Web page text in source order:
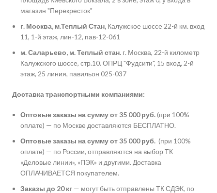
магазин "Перекресток"
г. Москва, м.Теплый Стан, Калужское шоссе 22-й км. вход
11, 1-й этаж, лин-12, пав-12-061
м. Саларьево, м. Теплый стан. г. Москва, 22-й километр
Калужского шоссе, стр.10. ОПРЦ "Фудсити", 15 вход, 2-й
этаж, 25 линия, павильон 025-037
Доставка транспортными компаниями:
Оптовые заказы на сумму от 35 000 руб.(при 100%
оплате) — по Москве доставляются БЕСПЛАТНО.
Оптовые заказы на сумму от 35 000 руб. (при 100%
оплате) — по России, отправляются на выбор ТК
«Деловые линии», «ПЭК» и другими. Доставка
ОПЛАЧИВАЕТСЯ покупателем.
Заказы до 20 кг — могут быть отправлены ТК СДЭК, по